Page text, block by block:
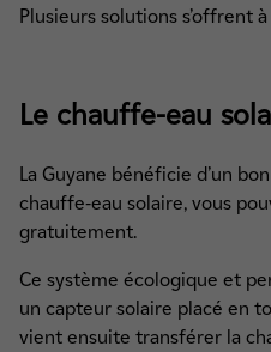
Plusieurs solutions s’offrent à
Le chauffe-eau
La Guyane bénéficie d’un
chauffe-eau solaire, vous
gratuitement.
Ce système écologique et
un capteur solaire placé en
vient ensuite transférer la